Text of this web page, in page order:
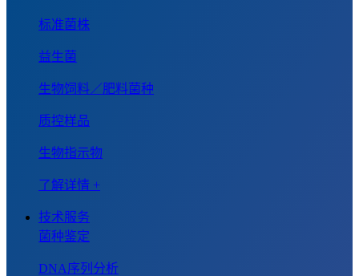
标准菌株
益生菌
生物饲料／肥料菌种
质控样品
生物指示物
了解详情 +
技术服务
菌种鉴定
DNA序列分析